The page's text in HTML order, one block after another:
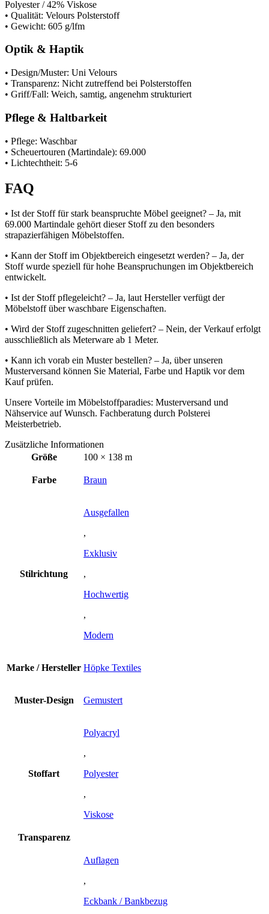
Polyester / 42% Viskose
• Qualität: Velours Polsterstoff
• Gewicht: 605 g/lfm
Optik & Haptik
• Design/Muster: Uni Velours
• Transparenz: Nicht zutreffend bei Polsterstoffen
• Griff/Fall: Weich, samtig, angenehm strukturiert
Pflege & Haltbarkeit
• Pflege: Waschbar
• Scheuertouren (Martindale): 69.000
• Lichtechtheit: 5-6
FAQ
• Ist der Stoff für stark beanspruchte Möbel geeignet? – Ja, mit
69.000 Martindale gehört dieser Stoff zu den besonders
strapazierfähigen Möbelstoffen.
• Kann der Stoff im Objektbereich eingesetzt werden? – Ja, der
Stoff wurde speziell für hohe Beanspruchungen im Objektbereich
entwickelt.
• Ist der Stoff pflegeleicht? – Ja, laut Hersteller verfügt der
Möbelstoff über waschbare Eigenschaften.
• Wird der Stoff zugeschnitten geliefert? – Nein, der Verkauf erfolgt
ausschließlich als Meterware ab 1 Meter.
• Kann ich vorab ein Muster bestellen? – Ja, über unseren
Musterversand können Sie Material, Farbe und Haptik vor dem
Kauf prüfen.
Unsere Vorteile im Möbelstoffparadies: Musterversand und
Nähservice auf Wunsch. Fachberatung durch Polsterei
Meisterbetrieb.
Zusätzliche Informationen
Größe
100 × 138 m
Farbe Braun
Stilrichtung
Ausgefallen
,
Exklusiv
,
Hochwertig
,
Modern
Marke / Hersteller Höpke Textiles
Muster-Design Gemustert
Stoffart
Polyacryl
,
Polyester
,
Viskose
Transparenz
Auflagen
,
Eckbank / Bankbezug